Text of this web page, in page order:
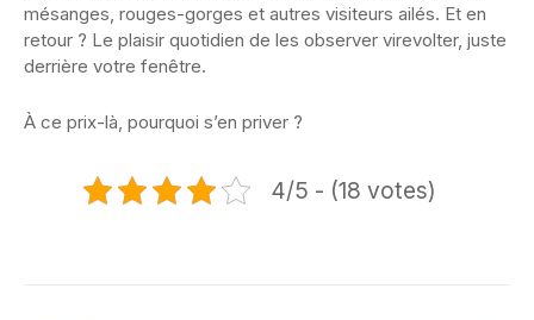
mésanges, rouges-gorges et autres visiteurs ailés. Et en
retour ? Le plaisir quotidien de les observer virevolter, juste
derrière votre fenêtre.
À ce prix-là, pourquoi s’en priver ?
4/5 - (18 votes)